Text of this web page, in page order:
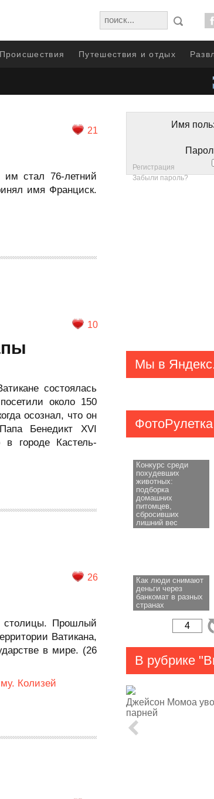
Происшествия Путешествия и отдых
21
стал 76-летний
имя Франциск.
10
состоялась
около 150
осознал, что он
Бенедикт XVI
городе Кастель-
26
столицы. Прошлый
Ватикана,
в мире. (26
Колизей
Имя
Регистрация
Забыли пароль?
Мы в
ФотоРулетка
Конкурс среди
похудевших
животных:
подборка
домашних
питомцев,
сбросивших
лишний вес
Как люди снимают
деньги через
банкомат в разных
странах
В рубрике
Джейсон Момоа
парней